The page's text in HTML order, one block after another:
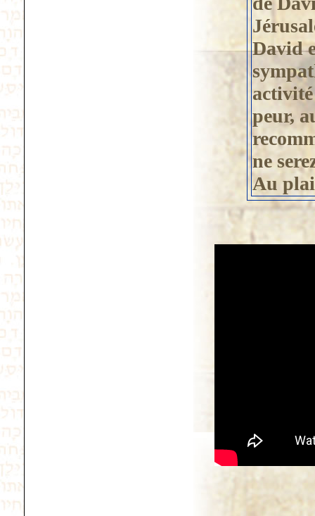
David
peur,
ne
Au